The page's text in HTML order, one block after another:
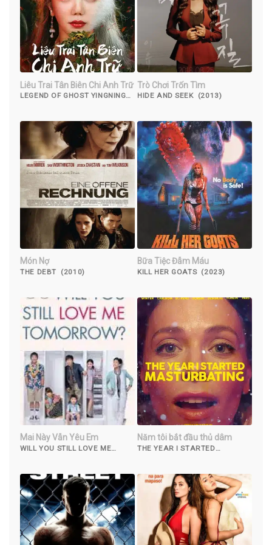
Liêu Trai Tân Biên Chi Anh Trữ
LEGEND OF GHOST YINGNING
Trò Chơi Trốn Tìm
HIDE AND SEEK (2013)
Món Nợ
THE DEBT (2010)
Bữa Tiệc Đẫm Máu
KILL HER GOATS (2023)
Mai Này Vẫn Yêu Em
WILL YOU STILL LOVE ME
Năm tôi bắt đầu thủ dâm
THE YEAR I STARTED